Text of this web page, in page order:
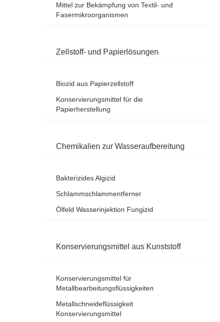
Mittel zur Bekämpfung von Textil- und
Fasermikroorganismen
Zellstoff- und Papierlösungen
Biozid aus Papierzellstoff
Konservierungsmittel für die
Papierherstellung
Chemikalien zur Wasseraufbereitung
Bakterizides Algizid
Schlammschlammentferner
Ölfeld Wasserinjektion Fungizid
Konservierungsmittel aus Kunststoff
Konservierungsmittel für
Metallbearbeitungsflüssigkeiten
Metallschneideflüssigkeit
Konservierungsmittel